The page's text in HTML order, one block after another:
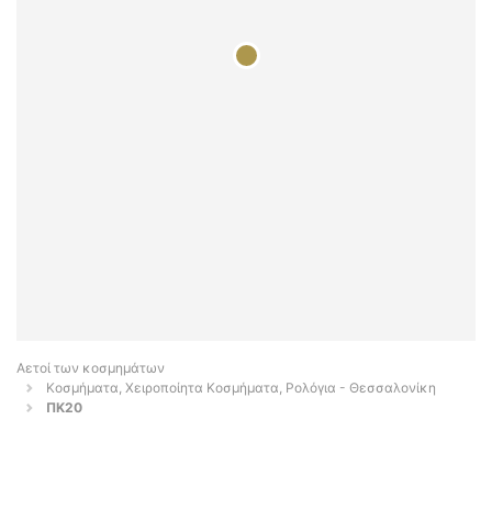
Αετοί των κοσμημάτων
Κοσμήματα, Χειροποίητα Κοσμήματα, Ρολόγια - Θεσσαλονίκη
ΠΚ20